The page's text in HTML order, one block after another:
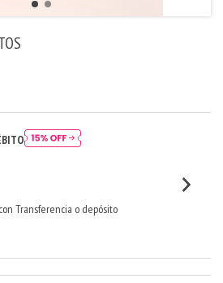
Transferencia o depósito